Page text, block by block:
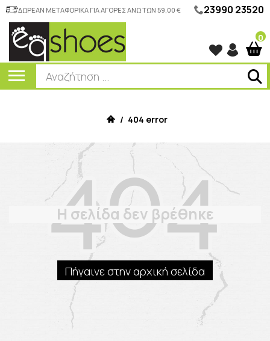
ΔΩΡΕΑΝ ΜΕΤΑΦΟΡΙΚΑ ΓΙΑ ΑΓΟΡΕΣ ΑΝΩ ΤΩΝ 59,00 € 23990 23520
0
/ 404 error
Η σελίδα δεν βρέθηκε
Πήγαινε στην αρχική σελίδα